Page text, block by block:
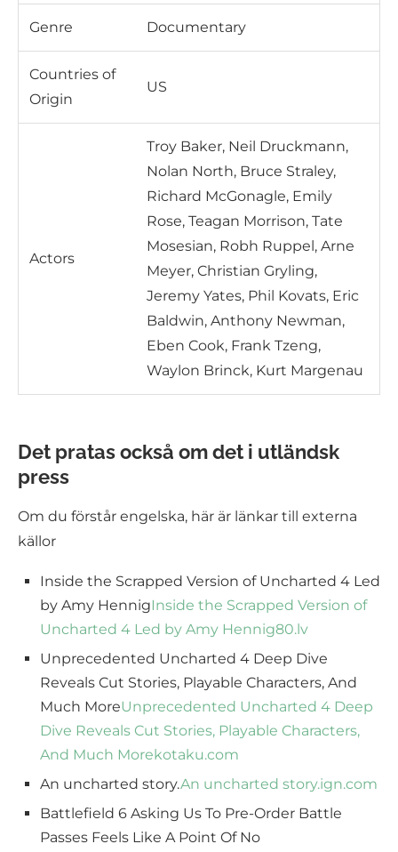
Genre Documentary
Countries of
Origin
US
Actors
Troy Baker, Neil Druckmann,
Nolan North, Bruce Straley,
Richard McGonagle, Emily
Rose, Teagan Morrison, Tate
Mosesian, Robh Ruppel, Arne
Meyer, Christian Gryling,
Jeremy Yates, Phil Kovats, Eric
Baldwin, Anthony Newman,
Eben Cook, Frank Tzeng,
Waylon Brinck, Kurt Margenau
Det pratas också om det i utländsk
press
Om du förstår engelska, här är länkar till externa
källor
Inside the Scrapped Version of Uncharted 4 Led
by Amy HennigInside the Scrapped Version of
Uncharted 4 Led by Amy Hennig80.lv
Unprecedented Uncharted 4 Deep Dive
Reveals Cut Stories, Playable Characters, And
Much MoreUnprecedented Uncharted 4 Deep
Dive Reveals Cut Stories, Playable Characters,
And Much Morekotaku.com
An uncharted story.An uncharted story.ign.com
Battlefield 6 Asking Us To Pre-Order Battle
Passes Feels Like A Point Of No